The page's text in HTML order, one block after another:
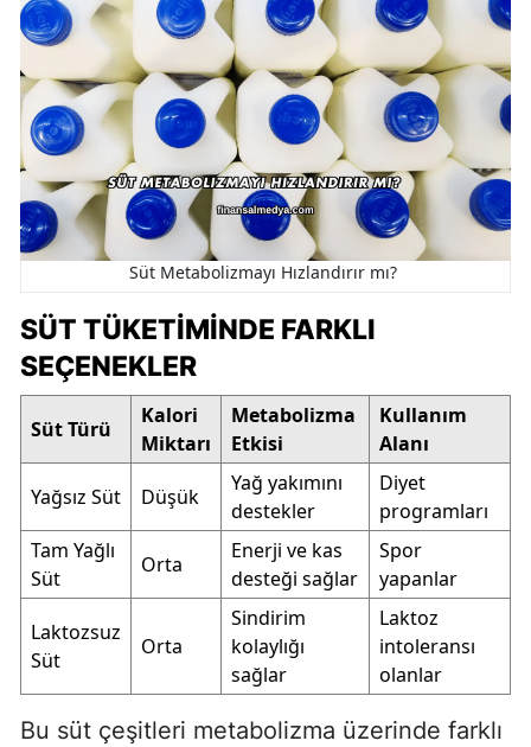
Süt Metabolizmayı Hızlandırır mı?
SÜT TÜKETIMINDE FARKLI
SEÇENEKLER
Süt Türü
Kalori
Miktarı
Metabolizma
Etkisi
Kullanım
Alanı
Yağsız Süt Düşük
Yağ yakımını
destekler
Diyet
programları
Tam Yağlı
Süt
Orta
Enerji ve kas
desteği sağlar
Spor
yapanlar
Laktozsuz
Süt
Orta
Sindirim
kolaylığı
sağlar
Laktoz
intoleransı
olanlar
Bu süt çeşitleri metabolizma üzerinde farklı